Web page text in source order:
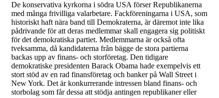
De konservativa kyrkorna i södra USA förser Republikanerna
med många frivilliga valarbetare. Fackföreningarna i USA, som
historiskt haft nära band till Demokraterna, är däremot inte lika
pådrivande för att deras medlemmar skall engagera sig politiskt
för det demokratiska partiet. Medlemmarna är också ofta
tveksamma, då kandidaterna från bägge de stora partierna
backas upp av finans- och storföretag. Den tidigare
demokratiske presidenten Barack Obama hade exempelvis ett
stort stöd av en rad finansföretag och banker på Wall Street i
New York. Det är konkurrerande intressen bland finans- och
storbolag som får dessa att stödja antingen republikaner eller